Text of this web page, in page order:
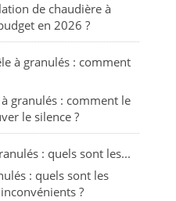
de chaudière à
en 2026 ?
granulés : comment le
le silence ?
: quels sont les
?